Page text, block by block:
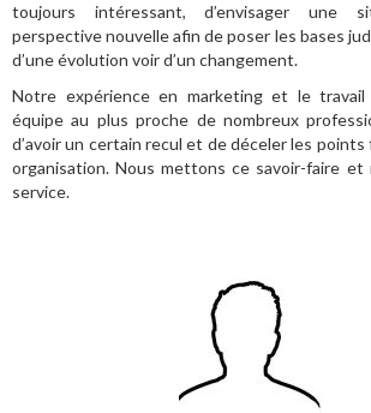
toujours intéressant, d’envisager une
perspective nouvelle afin de poser les bases
d’une évolution voir d’un changement.
Notre expérience en marketing et le
équipe au plus proche de nombreux
d’avoir un certain recul et de déceler les
organisation. Nous mettons ce savoir-faire
service.